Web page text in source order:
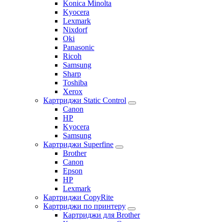
Konica Minolta
Kyocera
Lexmark
Nixdorf
Oki
Panasonic
Ricoh
Samsung
Sharp
Toshiba
Xerox
Картриджи Static Control
Canon
HP
Kyocera
Samsung
Картриджи Superfine
Brother
Canon
Epson
HP
Lexmark
Картриджи CopyRite
Картриджи по принтеру
Картриджи для Brother